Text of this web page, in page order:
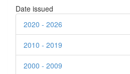
Date issued
2020 - 2026
2010 - 2019
2000 - 2009